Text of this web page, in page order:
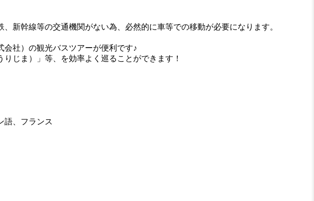
新幹線等の交通機関がない為、必然的に車等での移動が必要になります。
社）の観光バスツアーが便利です♪
じま）」等、を効率よく巡ることができます！
、フランス